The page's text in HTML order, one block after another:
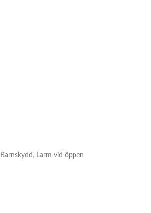
Larm vid öppen